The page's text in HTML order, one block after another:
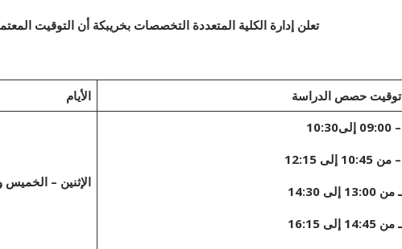
تعلن إدارة الكلية المتعددة التخصصات بخريبكة أن التوقيت
توقيت حصص الدراسة
الأيام
– 09:00 إلى10:30
– من 10:45 إلى 12:15
ـ من 13:00 إلى 14:30
ـ من 14:45 إلى 16:15
الإثنين – الخميس